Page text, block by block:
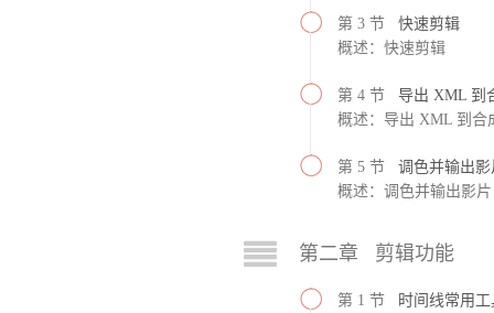
第 3 节 快速剪辑
概述：快速剪辑
第 4 节 导出 XML 到
概述：导出 XML 到合
第 5 节 调色并输出影
概述：调色并输出影片
第二章 剪辑功能
第 1 节
时间线常用工